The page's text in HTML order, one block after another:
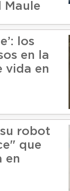
Maule
los
en la
vida en
robot
que
en